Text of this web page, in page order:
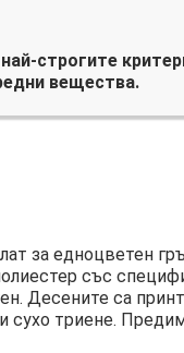
строгите
вещества.
за едноцветен
със
Десените са
сухо триене.